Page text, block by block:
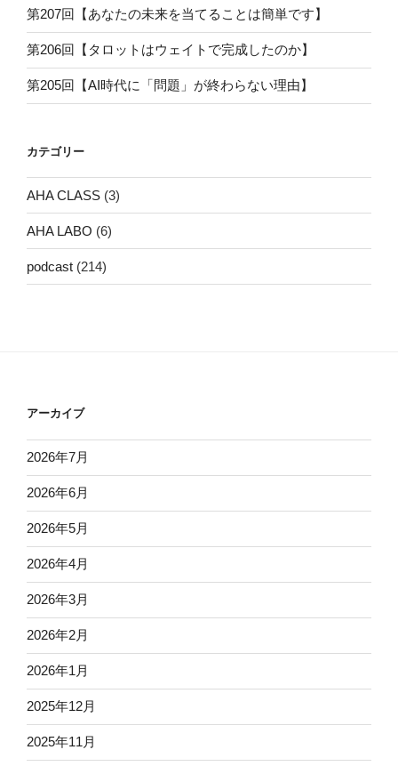
第207回【あなたの未来を当てることは簡単です】
第206回【タロットはウェイトで完成したのか】
第205回【AI時代に「問題」が終わらない理由】
カテゴリー
AHA CLASS (3)
AHA LABO (6)
podcast (214)
アーカイブ
2026年7月
2026年6月
2026年5月
2026年4月
2026年3月
2026年2月
2026年1月
2025年12月
2025年11月